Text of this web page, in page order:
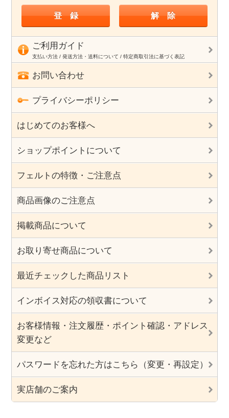
ご利用ガイド
支払い方法 / 発送方法・送料について / 特定商取引法に基づく表記
お問い合わせ
プライバシーポリシー
はじめてのお客様へ
ショップポイントについて
フェルトの特徴・ご注意点
商品画像のご注意点
掲載商品について
お取り寄せ商品について
最近チェックした商品リスト
インボイス対応の領収書について
お客様情報・注文履歴・ポイント確認・アドレス
変更など
パスワードを忘れた方はこちら（変更・再設定）
実店舗のご案内